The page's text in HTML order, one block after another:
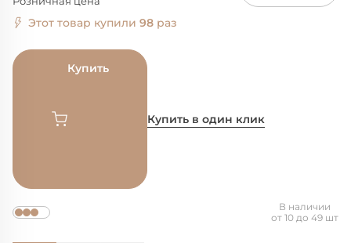
Этот товар купили 98 раз
Купить
Купить в один клик
В наличии
от 10 до 49 шт